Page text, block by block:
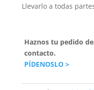
Llevarlo a todas
Haznos tu pedido
contacto.
PÍDENOSLO >